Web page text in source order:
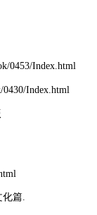
0453/Index.html
0430/Index.html
化篇.